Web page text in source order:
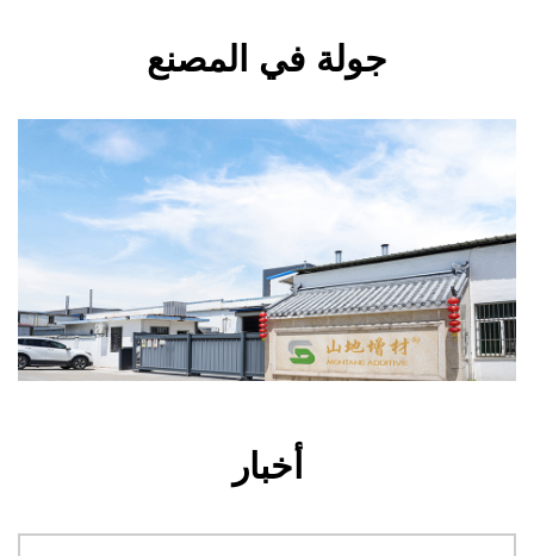
جولة في المصنع
أخبار